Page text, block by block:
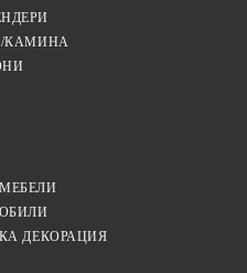
КАМИНА
ДЕКОРАЦИЯ